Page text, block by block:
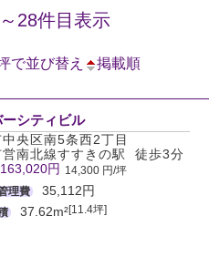
28件目表示
で並び替え 掲載順
シティビル
央区南5条西2丁目
営南北線すすきの駅 徒歩3分
163,020円 14,300 円/坪
理費
35,112円
37.62m²[11.4坪]